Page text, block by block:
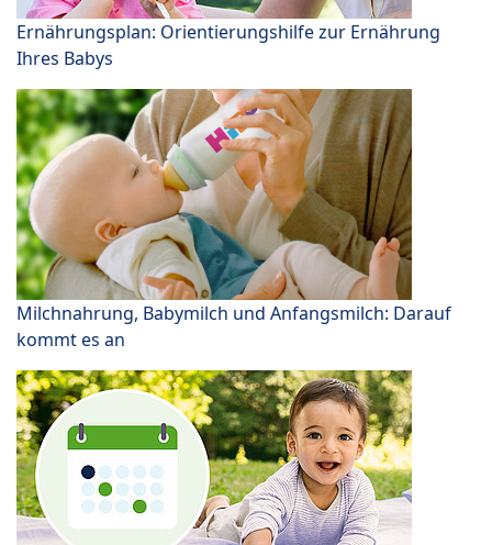
Ernährungsplan: Orientierungshilfe zur Ernährung
Ihres Babys
Milchnahrung, Babymilch und Anfangsmilch: Darauf
kommt es an